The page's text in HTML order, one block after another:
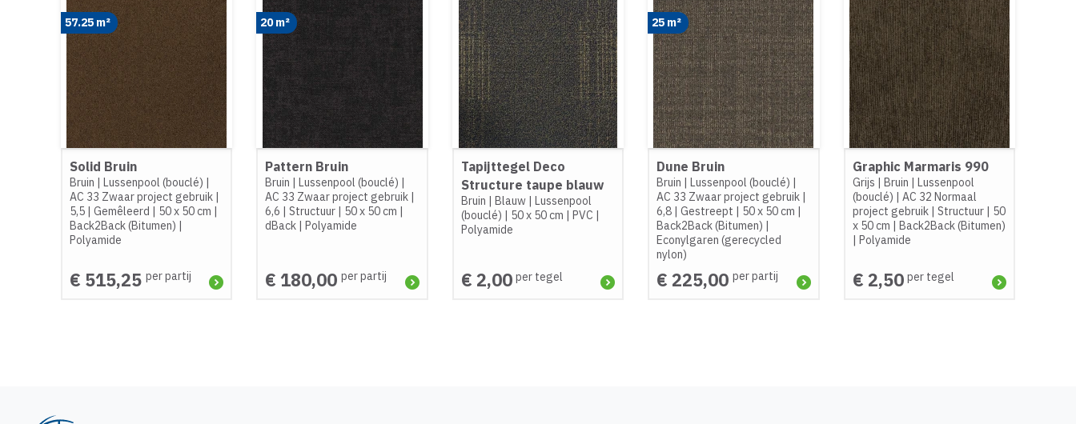
57.25 m²
Solid Bruin
Bruin | Lussenpool (bouclé) |
AC 33 Zwaar project gebruik |
5,5 | Gemêleerd | 50 x 50 cm |
Back2Back (Bitumen) |
Polyamide
€ 515,25 per partij
20 m²
Pattern Bruin
Bruin |Lussenpool (bouclé) |
AC 33 Zwaar project gebruik |
6,6 |Structuur | 50 x 50 cm |
dBack |Polyamide
€ 180,00 per partij
Tapijttegel Deco
Structure taupe blauw
Bruin | Blauw| Lussenpool
(bouclé) | 50 x 50 cm | PVC |
Polyamide
€ 2,00 per tegel
25 m²
Dune Bruin
Bruin |Lussenpool (bouclé) |
AC 33 Zwaar project gebruik |
6,8 |Gestreept | 50 x 50 cm |
Back2Back (Bitumen) |
Econylgaren (gerecycled
nylon)
€ 225,00 per partij
Graphic Marmaris 990
Grijs | Bruin | Lussenpool
(bouclé) | AC 32 Normaal
project gebruik| Structuur| 50
x 50 cm | Back2Back (Bitumen)
| Polyamide
€ 2,50 per tegel